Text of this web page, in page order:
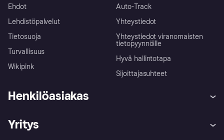
Ehdot
Lehdistöpalvelut
Tietosuoja
Turvallisuus
Wikipink
Auto-Track
Yhteystiedot
Yhteystiedot viranomaisten
tietopyynnöille
Hyvä hallintotapa
Sijoittajasuhteet
Henkilöasiakas
Kirjaudu sisään
Yritys